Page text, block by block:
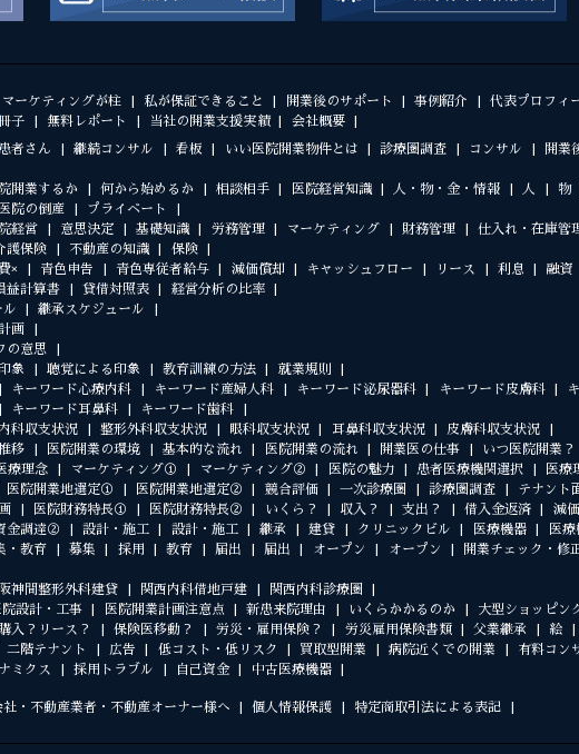
マーケティングが柱 私が保証できること 開業後のサポート 事例紹介
代表プロフィ
子 無料レポート 当社の開業支援実績 会社概要
患者さん 継続コンサル 看板 いい医院開業物件とは 診療圏調査 コンサル
開業
開業するか 何から始めるか 相談相手 医院経営知識 人・物・金・情報 人 物
医院の倒産
プライベート
経営 意思決定 基礎知識 労務管理 マーケティング 財務管理 仕入れ・在庫管
護保険 不動産の知識
保険
× 青色申告 青色専従者給与 減価償却 キャッシュフロー リース 利息 融資
益計算書 貸借対照表
経営分析の比率
ル
継承スケジュール
画
の意思
象 聴覚による印象 教育訓練の方法
就業規則
キーワード心療内科 キーワード産婦人科 キーワード泌尿器科 キーワード皮膚科
キーワード耳鼻科
キーワード歯科
科収支状況 整形外科収支状況 眼科収支状況 耳鼻科収支状況
皮膚科収支状況
移 医院開業の環境 基本的な流れ 医院開業の流れ 開業医の仕事
いつ医院開業？
療理念 マーケティング① マーケティング② 医院の魅力 患者医療機関選択 医療
医院開業地選定① 医院開業地選定② 競合評価 一次診療圏 診療圏調査
テナント
医院財務特長① 医院財務特長② いくら？ 収入？ 支出？ 借入金返済 減
金調達② 設計・施工 設計・施工 継承 建貸 クリニックビル 医療機器
医
・教育 募集 採用 教育 届出 届出 オープン オープン
開業チェック・修
阪神間整形外科建貸 関西内科借地戸建
関西内科診療圏
院設計・工事 医院開業計画注意点 新患来院理由 いくらかかるのか
大型ショッピン
購入？リース？ 保険医移動？ 労災・雇用保険？ 労災雇用保険書類 父業継承 絵
二階テナント 広告 低コスト・低リスク 買取型開業 病院近くでの開業
有料コン
ミクス 採用トラブル 自己資金 中古医療機器
・不動産業者・不動産オーナー様へ 個人情報保護 特定商取引法による表記